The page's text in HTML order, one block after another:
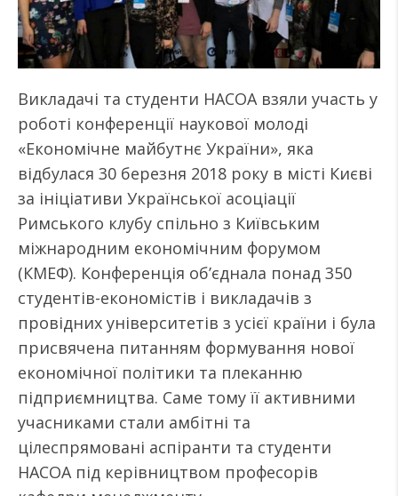
Викладачі та студенти НАСОА взяли участь у
роботі конференції наукової молоді
«Економічне майбутнє України», яка
відбулася 30 березня 2018 року в місті Києві
за ініціативи Української асоціації
Римського клубу спільно з Київським
міжнародним економічним форумом
(КМЕФ). Конференція об’єднала понад 350
студентів-економістів і викладачів з
провідних університетів з усієї країни і була
присвячена питанням формування нової
економічної політики та плеканню
підприємництва. Саме тому її активними
учасниками стали амбітні та
цілеспрямовані аспіранти та студенти
НАСОА під керівництвом професорів